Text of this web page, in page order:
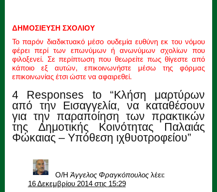
ΔΗΜΟΣΙΕΥΣΗ ΣΧΟΛΙΟΥ
Το παρόν διαδικτυακό μέσο ουδεμία ευθύνη εκ του νόμου
φέρει περί των επωνύμων ή ανωνύμων σχολίων που
φιλοξενεί. Σε περίπτωση που θεωρείτε πως θίγεστε από
κάποιο εξ αυτών, επικοινωνήστε μέσω της φόρμας
επικοινωνίας έτσι ώστε να αφαιρεθεί.
4 Responses to “Κλήση μαρτύρων
από την Εισαγγελία, να καταθέσουν
για την παραποίηση των πρακτικών
της Δημοτικής Κοινότητας Παλαιάς
Φώκαιας – Υπόθεση ιχθυοτροφείου”
Ο/Η Άγγελος Φραγκόπουλος λέει:
16 Δεκεμβρίου 2014 στις 15:29